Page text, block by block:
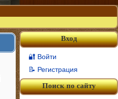
Вход
🔐 Войти
📝 Регистрация
Поиск по сайту